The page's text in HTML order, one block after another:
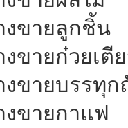
งขายลูกชิ้น
ขายก๋วยเตี
งขายบรรทุก
งขายกาแฟ